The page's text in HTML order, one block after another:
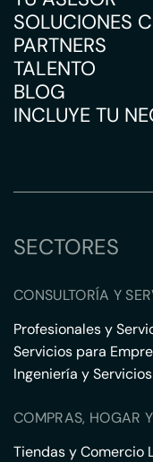
SOLUCIONES
PARTNERS
TALENTO
BLOG
INCLUYE TU
SECTORES
CONSULTORÍA Y
Profesionales y
Servicios para
Ingeniería y
COMPRAS, HOGAR
Tiendas y Comercio